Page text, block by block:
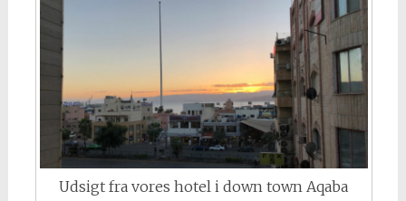
Udsigt fra vores hotel i down town Aqaba